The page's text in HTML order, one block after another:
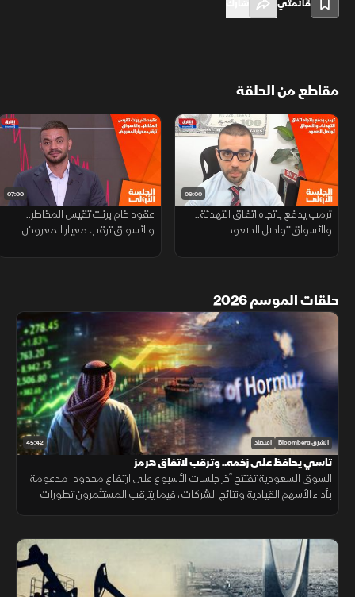
قائمتي
مقاطع من الحلقة
09:00
ترمب يدفع باتجاه اتفاق التهدئة..
والأسواق تواصل الصعود
07:00
عقود خام برنت تقيس المخاطر..
والأسواق ترقب معيار المعروض
حلقات الموسم 2026
45:42 الشرق Bloomberg اقتصاد
تاسي يحافظ على زخمه.. وترقب لاتفاق هرمز
السوق السعودية تفتتح آخر جلسات الأسبوع على ارتفاع محدود، مدعومة
بأداء الأسهم القيادية ونتائج الشركات، فيما يترقب المستثمرون تطورات